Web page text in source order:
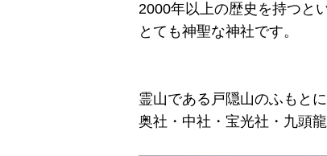
2000年以上の歴史を持つと
とても神聖な神社です。
霊山である戸隠山のふもとに
奥社・中社・宝光社・九頭